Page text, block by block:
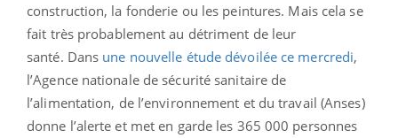
construction, la fonderie ou les peintures. Mais cela se
fait très probablement au détriment de leur
santé. Dans une nouvelle étude dévoilée ce mercredi,
l’Agence nationale de sécurité sanitaire de
l’alimentation, de l’environnement et du travail (Anses)
donne l’alerte et met en garde les 365 000 personnes